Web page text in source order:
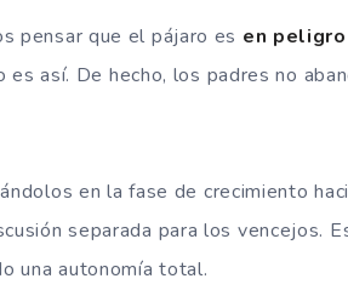
pensar que el pájaro es en peligro
es así. De hecho, los padres no
en la fase de crecimiento
separada para los vencejos.
una autonomía total.